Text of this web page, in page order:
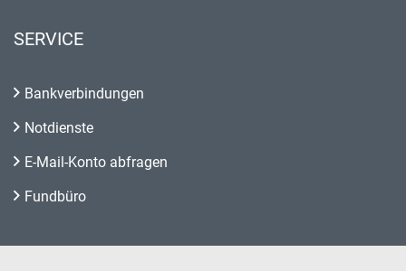
SERVICE
Bankverbindungen
Notdienste
E-Mail-Konto abfragen
Fundbüro